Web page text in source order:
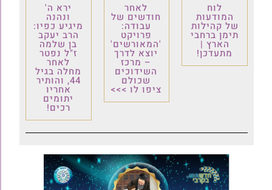
לוח
המודעות
של קהילות
תימן ברחבי
הארץ |
מתעדכן!
לאחר
חודשים של
עבודה:
פרויקט
'המאורשים'
יוצא לדרך
– מרכז
השידוכים
שכולם
ציפו לו >>>
ירא ה'
ונהנה
מיגיע כפיו:
הרב יעקב
בן שלמה
ז"ל נפטר
לאחר
מחלה בגיל
44, והותיר
אחריו
יתומים
רכים!